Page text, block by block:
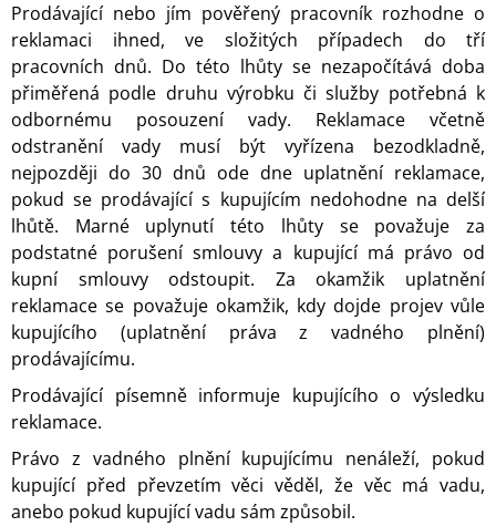
Prodávající nebo jím pověřený pracovník rozhodne o
reklamaci ihned, ve složitých případech do tří
pracovních dnů. Do této lhůty se nezapočítává doba
přiměřená podle druhu výrobku či služby potřebná k
odbornému posouzení vady. Reklamace včetně
odstranění vady musí být vyřízena bezodkladně,
nejpozději do 30 dnů ode dne uplatnění reklamace,
pokud se prodávající s kupujícím nedohodne na delší
lhůtě. Marné uplynutí této lhůty se považuje za
podstatné porušení smlouvy a kupující má právo od
kupní smlouvy odstoupit. Za okamžik uplatnění
reklamace se považuje okamžik, kdy dojde projev vůle
kupujícího (uplatnění práva z vadného plnění)
prodávajícímu.
Prodávající písemně informuje kupujícího o výsledku
reklamace.
Právo z vadného plnění kupujícímu nenáleží, pokud
kupující před převzetím věci věděl, že věc má vadu,
anebo pokud kupující vadu sám způsobil.